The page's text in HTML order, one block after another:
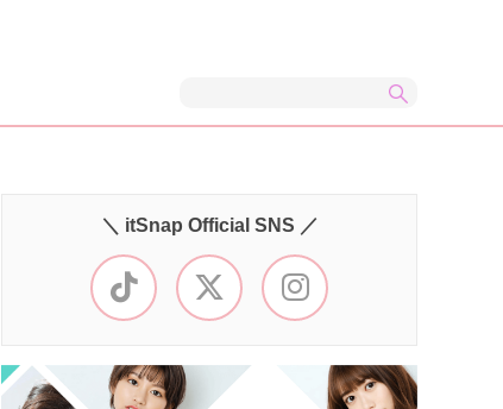
＼ itSnap Official SNS ／